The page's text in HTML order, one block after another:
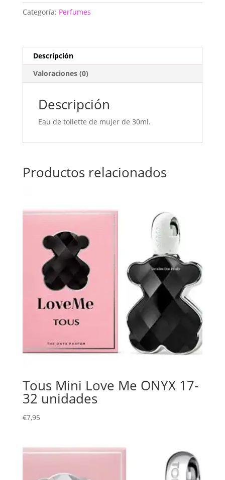
cantidad
Categoría: Perfumes
Descripción
Valoraciones (0)
Descripción
Eau de toilette de mujer de 30ml.
Productos relacionados
Tous Mini Love Me ONYX 17-
32 unidades
€7,95